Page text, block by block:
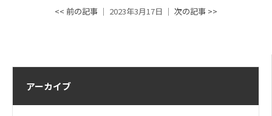
アーカイブ
<< 前の記事 │ 2023年3月17日 │ 次の記事 >>